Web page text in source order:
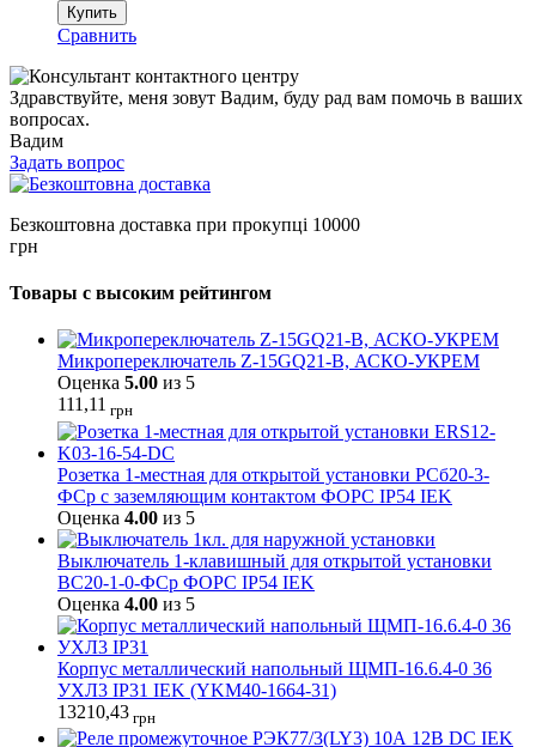
Купить
Сравнить
Здравствуйте, меня зовут Вадим, буду рад вам помочь в ваших
вопросах.
Вадим
Задать вопрос
Безкоштовна доставка при прокупці 10000
грн
Товары с высоким рейтингом
Микропереключатель Z-15GQ21-B, АСКО-УКРЕМ
Оценка 5.00 из 5
111,11 грн
Розетка 1-местная для открытой установки РСб20-3-
ФСр с заземляющим контактом ФОРС IP54 IEK
Оценка 4.00 из 5
Выключатель 1-клавишный для открытой установки
ВС20-1-0-ФСр ФОРС IP54 IEK
Оценка 4.00 из 5
Корпус металлический напольный ЩМП-16.6.4-0 36
УХЛ3 IP31 IEK (YKM40-1664-31)
13210,43 грн